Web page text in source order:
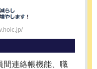
間連絡帳機能、職